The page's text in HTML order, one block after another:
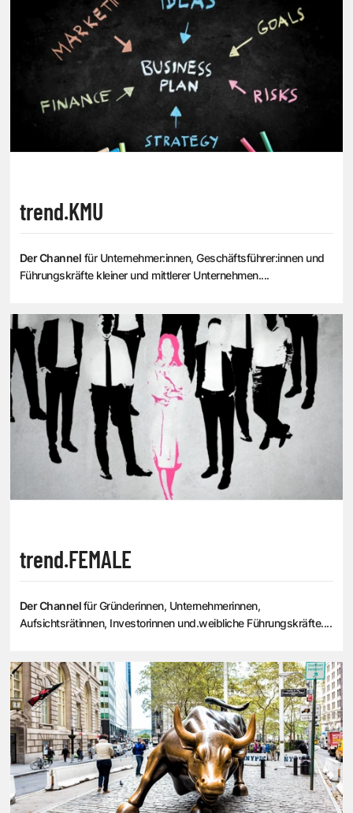
trend.KMU
Der Channel für Unternehmer:innen, Geschäftsführer:innen und
Führungskräfte kleiner und mittlerer Unternehmen....
trend.FEMALE
Der Channelfür Gründerinnen, Unternehmerinnen,
Aufsichtsrätinnen, Investorinnen und.weibliche Führungskräfte....